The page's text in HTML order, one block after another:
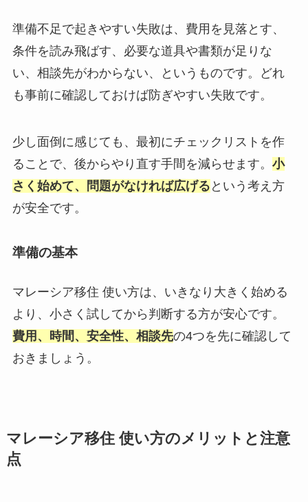
準備不足で起きやすい失敗は、費用を見落とす、
条件を読み飛ばす、必要な道具や書類が足りな
い、相談先がわからない、というものです。どれ
も事前に確認しておけば防ぎやすい失敗です。
少し面倒に感じても、最初にチェックリストを作
ることで、後からやり直す手間を減らせます。 小
さく始めて、問題がなければ広げる という考え方
が安全です。
準備の基本
マレーシア移住 使い方は、いきなり大きく始める
より、小さく試してから判断する方が安心です。
費用、時間、安全性、相談先の4つを先に確認して
おきましょう。
マレーシア移住 使い方のメリットと注意
点